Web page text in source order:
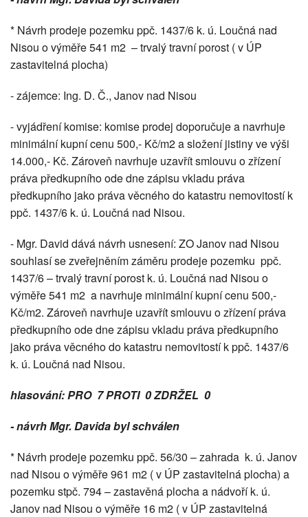
* Návrh prodeje pozemku ppč. 1437/6 k. ú. Loučná nad
Nisou o výměře 541 m2 – trvalý travní porost ( v ÚP
zastavitelná plocha)
- zájemce: Ing. D. Č., Janov nad Nisou
- vyjádření komise: komise prodej doporučuje a navrhuje
minimální kupní cenu 500,- Kč/m2 a složení jistiny ve výši
14.000,- Kč. Zároveň navrhuje uzavřít smlouvu o zřízení
práva předkupního ode dne zápisu vkladu práva
předkupního jako práva věcného do katastru nemovitostí k
ppč. 1437/6 k. ú. Loučná nad Nisou.
- Mgr. David dává návrh usnesení: ZO Janov nad Nisou
souhlasí se zveřejněním záměru prodeje pozemku ppč.
1437/6 – trvalý travní porost k. ú. Loučná nad Nisou o
výměře 541 m2 a navrhuje minimální kupní cenu 500,-
Kč/m2. Zároveň navrhuje uzavřít smlouvu o zřízení práva
předkupního ode dne zápisu vkladu práva předkupního
jako práva věcného do katastru nemovitostí k ppč. 1437/6
k. ú. Loučná nad Nisou.
hlasování: PRO 7 PROTI 0 ZDRŽEL 0
- návrh Mgr. Davida byl schválen
* Návrh prodeje pozemku ppč. 56/30 – zahrada k. ú. Janov
nad Nisou o výměře 961 m2 ( v ÚP zastavitelná plocha) a
pozemku stpč. 794 – zastavěná plocha a nádvoří k. ú.
Janov nad Nisou o výměře 16 m2 ( v ÚP zastavitelná